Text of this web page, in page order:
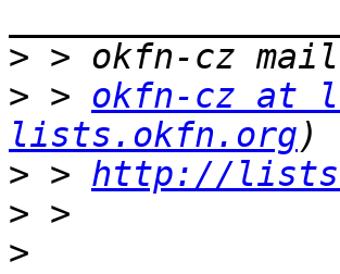
>
> > okfn-cz at
lists.okfn.org
> > http://
>
>